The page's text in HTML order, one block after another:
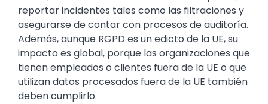
reportar incidentes tales como las filtraciones y
asegurarse de contar con procesos de auditoría.
Además, aunque RGPD es un edicto de la UE, su
impacto es global, porque las organizaciones que
tienen empleados o clientes fuera de la UE o que
utilizan datos procesados fuera de la UE también
deben cumplirlo.